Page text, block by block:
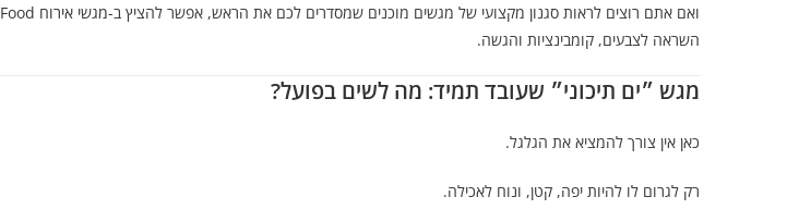
ואם אתם רוצים לראות סגנון מקצועי של מגשים מוכנים שמסדרים לכם את הראש, אפשר להציץ ב-מגשי אירוח Finger Food
השראה לצבעים, קומבינציות והגשה.
מגש ״ים תיכוני״ שעובד תמיד: מה לשים בפועל?
כאן אין צורך להמציא את הגלגל.
רק לגרום לו להיות יפה, קטן, ונוח לאכילה.